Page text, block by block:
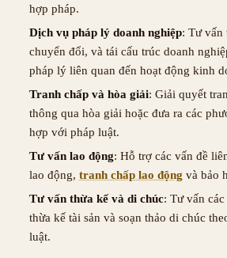
hợp pháp.
Dịch vụ pháp lý doanh nghiệp: Tư vấn
chuyển đổi, và tái cấu trúc doanh
pháp lý liên quan đến hoạt động kinh
Tranh chấp và hòa giải: Giải quyết
thông qua hòa giải hoặc đưa ra các
hợp với pháp luật.
Tư vấn lao động: Hỗ trợ các vấn đề
lao động, tranh chấp lao động và bảo
Tư vấn thừa kế và di chúc: Tư vấn
thừa kế tài sản và soạn thảo di chúc
luật.